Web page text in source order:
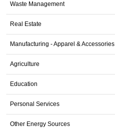
Waste Management
Real Estate
Manufacturing - Apparel & Accessories
Agriculture
Education
Personal Services
Other Energy Sources